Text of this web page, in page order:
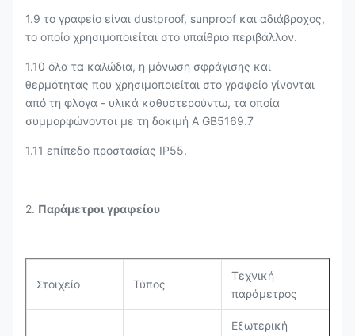
1.9 το γραφείο είναι dustproof, sunproof και αδιάβροχος,
το οποίο χρησιμοποιείται στο υπαίθριο περιβάλλον.
1.10 όλα τα καλώδια, η μόνωση σφράγισης και
θερμότητας που χρησιμοποιείται στο γραφείο γίνονται
από τη φλόγα - υλικά καθυστερούντω, τα οποία
συμμορφώνονται με τη δοκιμή Α GB5169.7
1.11 επίπεδο προστασίας IP55.
2. Παράμετροι γραφείου
Στοιχείο Τύπος
Τεχνική
παράμετρος
Εξωτερική